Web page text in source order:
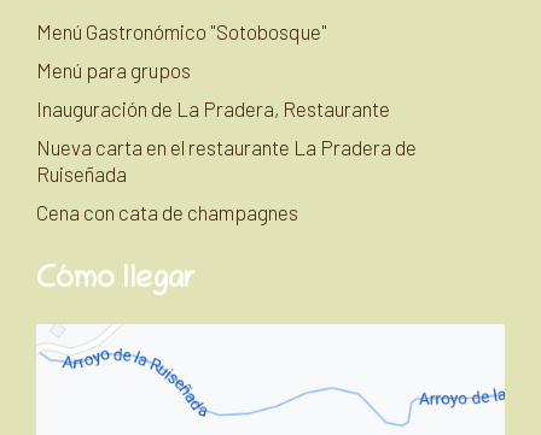
Menú Gastronómico "Sotobosque"
Menú para grupos
Inauguración de La Pradera, Restaurante
Nueva carta en el restaurante La Pradera de
Ruiseñada
Cena con cata de champagnes
Cómo llegar